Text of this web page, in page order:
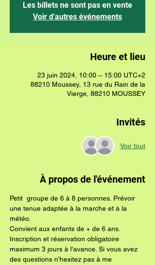
Les billets ne sont pas en vente
Voir d'autres événements
Heure et lieu
23 juin 2024, 10:00 – 15:00 UTC+2
88210 Moussey, 13 rue du Rain de la
Vierge, 88210 MOUSSEY
Invités
Voir tout
À propos de l'événement
Petit  groupe de 6 à 8 personnes. Prévoir
une tenue adaptée à la marche et à la
météo.
Convient aux enfants de + de 6 ans.
Inscription et réservation obligatoire
maximum 3 jours à l'avance. Si vous avez
des questions n'hesitez pas à me